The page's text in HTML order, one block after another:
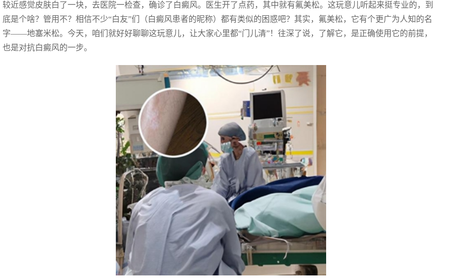
较近感觉皮肤白了一块，去医院一检查，确诊了白癜风。医生开了点药，其中就有氟美松。这玩意儿听起来挺专业的，到
底是个啥？管用不？相信不少“白友”们（白癜风患者的昵称）都有类似的困惑吧？其实，氟美松，它有个更广为人知的名
字——地塞米松。今天，咱们就好好聊聊这玩意儿，让大家心里都“门儿清”！往深了说，了解它，是正确使用它的前提，
也是对抗白癜风的一步。